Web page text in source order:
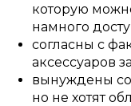
которую
намного
согласны с
аксессуаров
вынуждены
но не хотят